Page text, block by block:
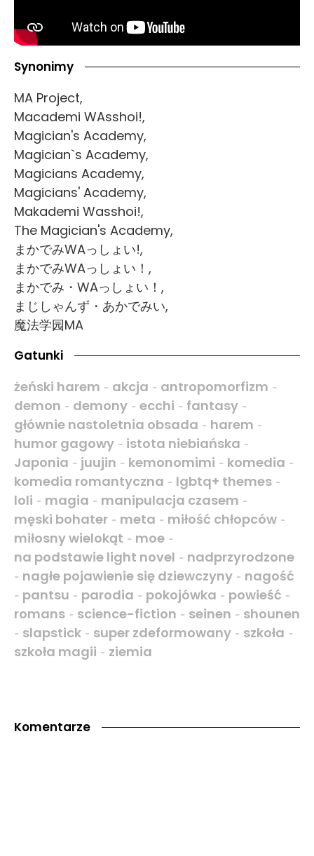
Synonimy
MA Project,
Macademi WAsshoi!,
Magician's Academy,
Magician`s Academy,
Magicians Academy,
Magicians' Academy,
Makademi Wasshoi!,
The Magician's Academy,
まかでみWAっしょい!,
まかでみWAっしょい！,
まかでみ・WAっしょい！,
まじしゃんず・あかでみい,
魔法学园MA
Gatunki
żeński harem - akcja - antropomorfizm -
demon - demony - ecchi - fantasy -
głównie nastoletnia obsada - harem -
humor gagowy - istota niebiańska -
Japonia - juujin - kemonomimi - komedia -
komedia romantyczna - lgbtq+ themes -
loli - magia - manipulacja czasem -
męski bohater - meta - miłość chłopców -
miłosny wielokąt - moe -
na podstawie light novel - nadprzyrodzone
- nagłe pojawienie się dziewczyny - nagość
- pantsu - parodia - pokojówka - powieść -
romans - science-fiction - seinen - shounen
- slapstick - super zdeformowany - szkoła -
szkoła magii - ziemia
Komentarze